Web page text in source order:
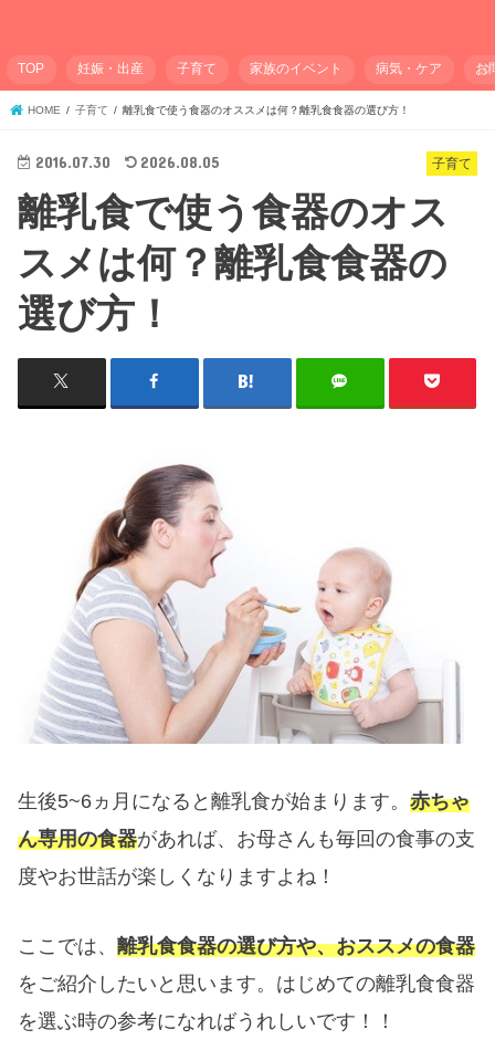
TOP 妊娠・出産 子育て 家族のイベント 病気・ケア お
HOME 子育て 離乳食で使う食器のオススメは何？離乳食食器の選び方！
子育て
2016.07.30 2026.08.05
離乳食で使う食器のオス
スメは何？離乳食食器の
選び方！
生後5~6ヵ月になると離乳食が始まります。赤ちゃ
ん専用の食器があれば、お母さんも毎回の食事の支
度やお世話が楽しくなりますよね！
ここでは、離乳食食器の選び方や、おススメの食器
をご紹介したいと思います。はじめての離乳食食器
を選ぶ時の参考になればうれしいです！！